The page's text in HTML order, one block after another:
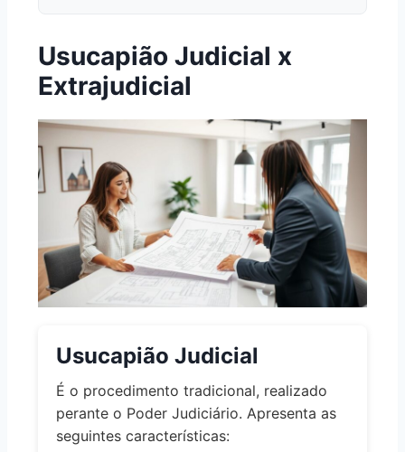
Usucapião Judicial x
Extrajudicial
Usucapião Judicial
É o procedimento tradicional, realizado
perante o Poder Judiciário. Apresenta as
seguintes características: